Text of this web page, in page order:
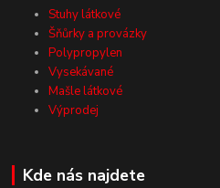
Stuhy látkové
Šňůrky a provázky
Polypropylen
Vysekávané
Mašle látkové
Výprodej
Kde nás najdete